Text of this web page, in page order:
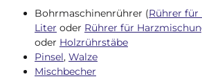
Bohrmaschinenrührer (Rührer für
Liter oder Rührer für
oder Holzrührstäbe
Pinsel, Walze
Mischbecher